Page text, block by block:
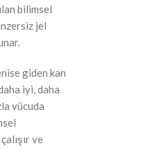
bilimsel
jel
giden kan
iyi, daha
vücuda
ve